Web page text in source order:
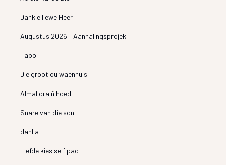
Dankie liewe Heer
Augustus 2026 – Aanhalingsprojek
Tabo
Die groot ou waenhuis
Almal dra ñ hoed
Snare van die son
dahlia
Liefde kies self pad